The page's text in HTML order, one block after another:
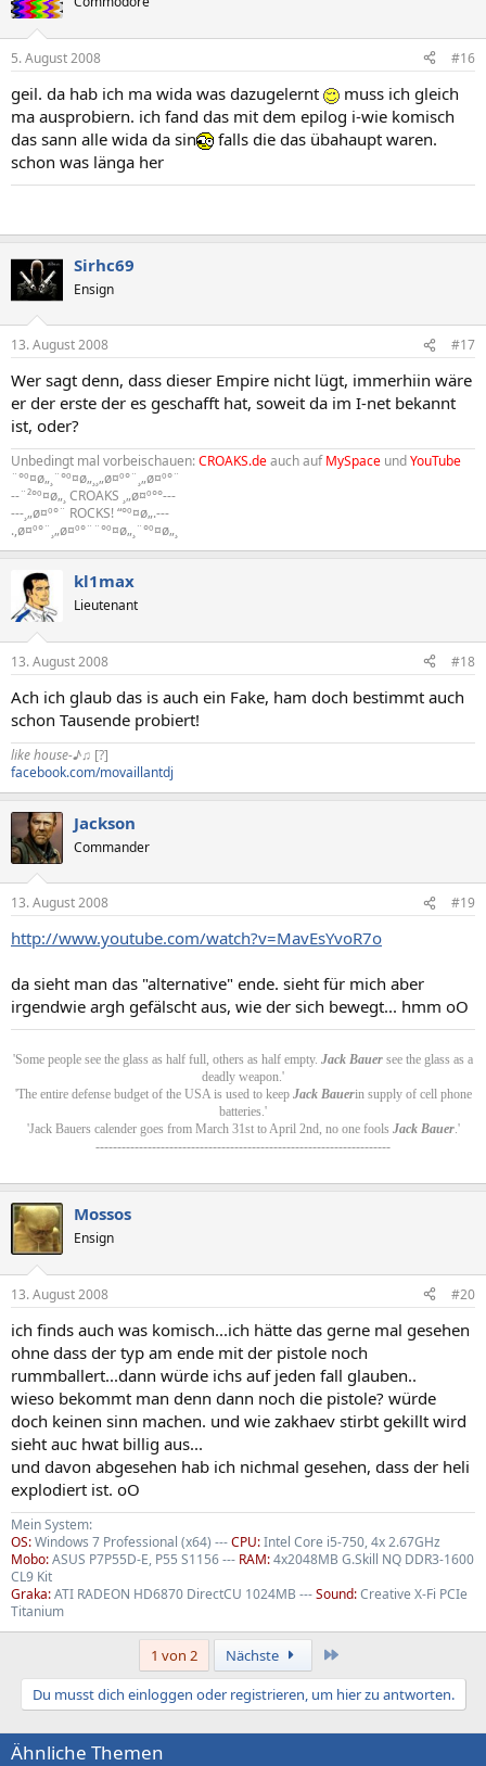
5. August 2008 #16
geil. da hab ich ma wida was dazugelernt
muss ich gleich
ma ausprobiern. ich fand das mit dem epilog i-wie komisch
das sann alle wida da sin
falls die das übahaupt waren.
schon was länga her
Sirhc69
Ensign
13. August 2008 #17
Wer sagt denn, dass dieser Empire nicht lügt, immerhiin wäre
er der erste der es geschafft hat, soweit da im I-net bekannt
ist, oder?
Unbedingt mal vorbeischauen:CROAKS.deauch aufMySpace undYouTube
¨°º¤ø„¸¨°º¤ø„¸¸„ø¤º°¨¸„ø¤º°¨
--¨²°º¤ø„¸ CROAKS ¸„ø¤º°°---
---¸„ø¤º°¨ ROCKS! “°º¤ø„.---
.,ø¤º°¨¸„ø¤º°¨¨°º¤ø„¸¨°º¤ø„¸
kl1max
Lieutenant
13. August 2008 #18
Ach ich glaub das is auch ein Fake, ham doch bestimmt auch
schon Tausende probiert!
like house-♪♫ [?]
facebook.com/movaillantdj
Jackson
Commander
13. August 2008 #19
http://www.youtube.com/watch?v=MavEsYvoR7o
da sieht man das "alternative" ende. sieht für mich aber
irgendwie argh gefälscht aus, wie der sich bewegt... hmm oO
'Some people see the glass as half full, others as half empty. Jack Bauer see the glass as a
deadly weapon.'
'The entire defense budget of the USA is used to keep Jack Bauerin supply of cell phone
batteries.'
'Jack Bauers calender goes from March 31st to April 2nd, no one fools Jack Bauer.'
--------------------------------------------------------------------
Mossos
Ensign
13. August 2008 #20
ich finds auch was komisch...ich hätte das gerne mal gesehen
ohne dass der typ am ende mit der pistole noch
rummballert...dann würde ichs auf jeden fall glauben..
wieso bekommt man denn dann noch die pistole? würde
doch keinen sinn machen. und wie zakhaev stirbt gekillt wird
sieht auc hwat billig aus...
und davon abgesehen hab ich nichmal gesehen, dass der heli
explodiert ist. oO
Mein System:
OS:Windows 7 Professional (x64) ---CPU:Intel Core i5-750, 4x 2.67GHz
Mobo:ASUS P7P55D-E, P55 S1156 --- RAM:4x2048MB G.Skill NQ DDR3-1600
CL9 Kit
Graka:ATI RADEON HD6870 DirectCU 1024MB ---Sound:Creative X-Fi PCIe
Titanium
1 von 2 Nächste
Du musst dich einloggen oder registrieren, um hier zu antworten.
Ähnliche Themen